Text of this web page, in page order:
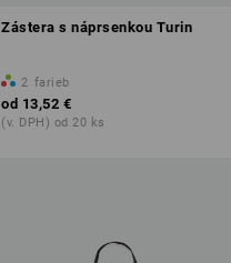
Zástera s náprsenkou Turin
2 farieb
od 13,52 €
(v. DPH) od 20 ks